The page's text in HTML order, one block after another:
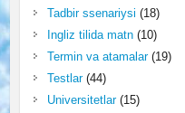
Tadbir ssenariysi (18)
Ingliz tilida matn(10)
Termin va atamalar(19)
Testlar(44)
Universitetlar(15)